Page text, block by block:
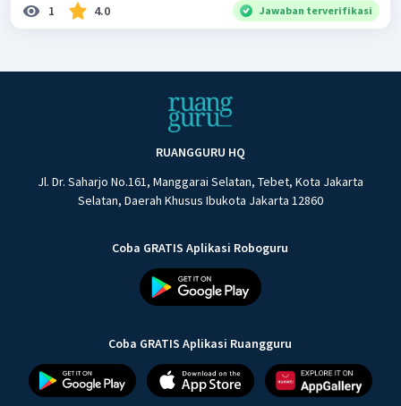
1 4.0 Jawaban terverifikasi
RUANGGURU HQ
Jl. Dr. Saharjo No.161, Manggarai Selatan, Tebet, Kota Jakarta
Selatan, Daerah Khusus Ibukota Jakarta 12860
Coba GRATIS Aplikasi Roboguru
Coba GRATIS Aplikasi Ruangguru